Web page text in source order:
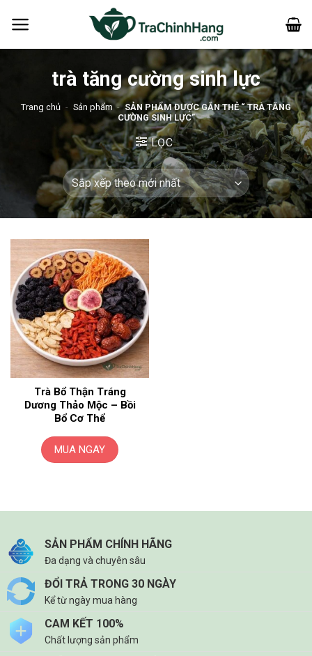
qua
trà tăng cường sinh lực
Trang chủ - Sản phẩm - SẢN PHẨM ĐƯỢC GẮN THẺ “ TRÀ TĂNG
CƯỜNG SINH LỰC”
LỌC
Trà Bổ Thận Tráng
Dương Thảo Mộc – Bồi
Bổ Cơ Thể
MUA NGAY
SẢN PHẨM CHÍNH HÃNG
Đa dạng và chuyên sâu
ĐỔI TRẢ TRONG 30 NGÀY
Kể từ ngày mua hàng
CAM KẾT 100%
Chất lượng sản phẩm